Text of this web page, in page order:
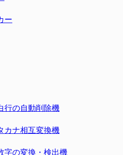
ー
行の自動削除機
カナ相互変換機
字の変換・検出機